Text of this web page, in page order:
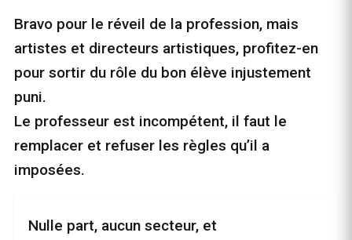
Bravo pour le réveil de la profession, mais
artistes et directeurs artistiques, profitez-en
pour sortir du rôle du bon élève injustement
puni.
Le professeur est incompétent, il faut le
remplacer et refuser les règles qu’il a
imposées.
Nulle part, aucun secteur, et